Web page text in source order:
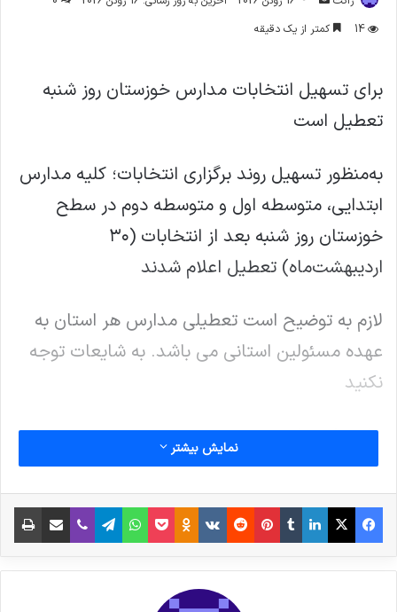
ایمیل
14
کمتر از یک دقیقه
برای تسهیل انتخابات مدارس خوزستان روز شنبه
تعطیل است
به‌منظور تسهیل روند برگزاری انتخابات؛ کلیه مدارس
ابتدایی، متوسطه اول و متوسطه دوم در سطح
خوزستان روز شنبه بعد از انتخابات (۳۰
اردیبهشت‌ماه) تعطیل اعلام شدند
لازم به توضیح است تعطیلی مدارس هر استان به
عهده مسئولین استانی می باشد. به شایعات توجه
نکنید
نوشته های مشابه
6 نکته‌ی مهم برای گرفتن عکس‌های
جذاب‌تر در سفر
3 جولای 2021
خداحافظی زود هنگام بازیکن تیم
نمایش بیشتر
فیس بوک X لینکدین
‫تامبلر‫پین‌ترست
‫رددیت‫VKontakte
‫Odnoklassniki
پاکتواتس آپ تلگراموایبر اشتراک گذاری از طریق ایمیل